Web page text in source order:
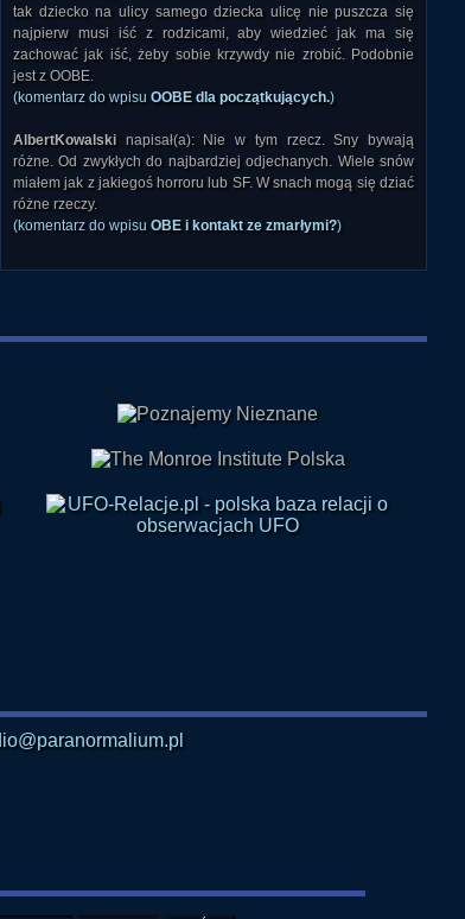
tak dziecko na ulicy samego dziecka ulicę nie puszcza się
najpierw musi iść z rodzicami, aby wiedzieć jak ma się
zachować jak iść, żeby sobie krzywdy nie zrobić. Podobnie
jest z OOBE.
(komentarz do wpisu OOBE dla początkujących.)
AlbertKowalski napisał(a): Nie w tym rzecz. Sny bywają
różne. Od zwykłych do najbardziej odjechanych. Wiele snów
miałem jak z jakiegoś horroru lub SF. W snach mogą się dziać
różne rzeczy.
(komentarz do wpisu OBE i kontakt ze zmarłymi?)